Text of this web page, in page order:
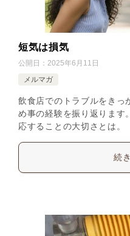
短気は損気
公開日： 2025年6月11日
メルマガ
飲食店でのトラブルをきっ
め事の経験を振り返ります
応することの大切さとは。
続